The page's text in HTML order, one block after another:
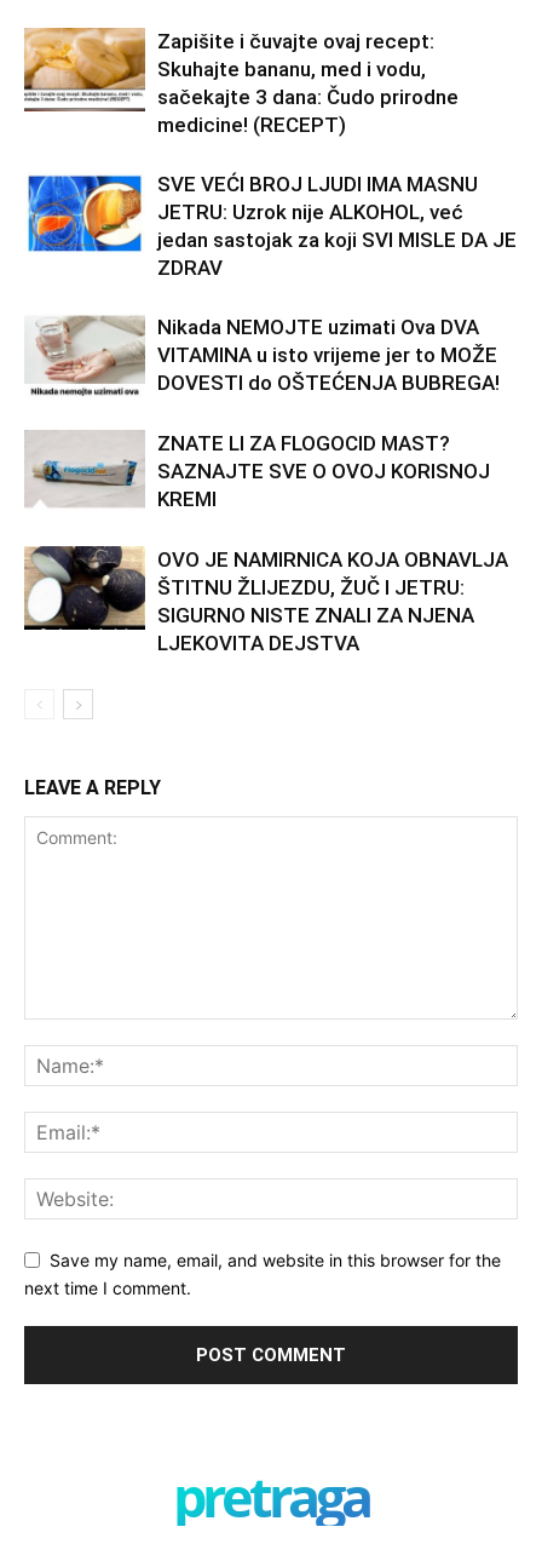
Zapišite i čuvajte ovaj recept:
Skuhajte bananu, med i vodu,
sačekajte 3 dana: Čudo prirodne
medicine! (RECEPT)
SVE VEĆI BROJ LJUDI IMA MASNU
JETRU: Uzrok nije ALKOHOL, već
jedan sastojak za koji SVI MISLE DA JE
ZDRAV
Nikada NEMOJTE uzimati Ova DVA
VITAMINA u isto vrijeme jer to MOŽE
DOVESTI do OŠTEĆENJA BUBREGA!
ZNATE LI ZA FLOGOCID MAST?
SAZNAJTE SVE O OVOJ KORISNOJ
KREMI
OVO JE NAMIRNICA KOJA OBNAVLJA
ŠTITNU ŽLIJEZDU, ŽUČ I JETRU:
SIGURNO NISTE ZNALI ZA NJENA
LJEKOVITA DEJSTVA
LEAVE A REPLY
Save my name, email, and website in this browser for the
next time I comment.
pretraga